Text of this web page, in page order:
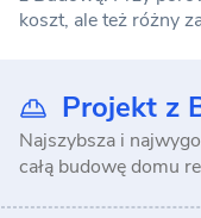
koszt, ale też różny
Projekt z
Najszybsza i
całą budowę domu